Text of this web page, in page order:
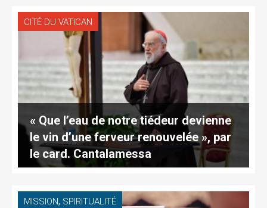
CITÉ DU VATICAN
« Que l’eau de notre tiédeur devienne
le vin d’une ferveur renouvelée », par
le card. Cantalamessa
MISSION, SPIRITUALITÉ